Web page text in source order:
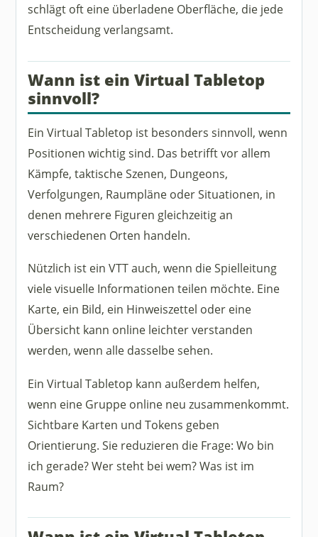
schlägt oft eine überladene Oberfläche, die jede
Entscheidung verlangsamt.
Wann ist ein Virtual Tabletop
sinnvoll?
Ein Virtual Tabletop ist besonders sinnvoll, wenn
Positionen wichtig sind. Das betrifft vor allem
Kämpfe, taktische Szenen, Dungeons,
Verfolgungen, Raumpläne oder Situationen, in
denen mehrere Figuren gleichzeitig an
verschiedenen Orten handeln.
Nützlich ist ein VTT auch, wenn die Spielleitung
viele visuelle Informationen teilen möchte. Eine
Karte, ein Bild, ein Hinweiszettel oder eine
Übersicht kann online leichter verstanden
werden, wenn alle dasselbe sehen.
Ein Virtual Tabletop kann außerdem helfen,
wenn eine Gruppe online neu zusammenkommt.
Sichtbare Karten und Tokens geben
Orientierung. Sie reduzieren die Frage: Wo bin
ich gerade? Wer steht bei wem? Was ist im
Raum?